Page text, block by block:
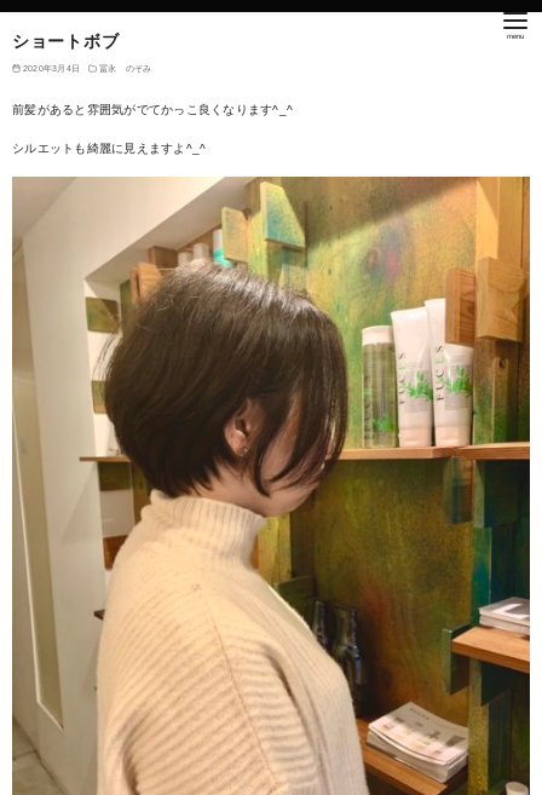
ショートボブ
2020年3月4日 冨永 のぞみ
前髪があると雰囲気がでてかっこ良くなります^_^
シルエットも綺麗に見えますよ^_^